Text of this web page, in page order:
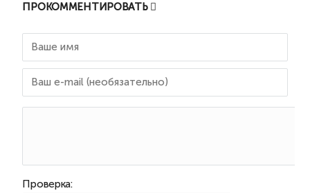
ПРОКОММЕНТИРОВАТЬ
Проверка: